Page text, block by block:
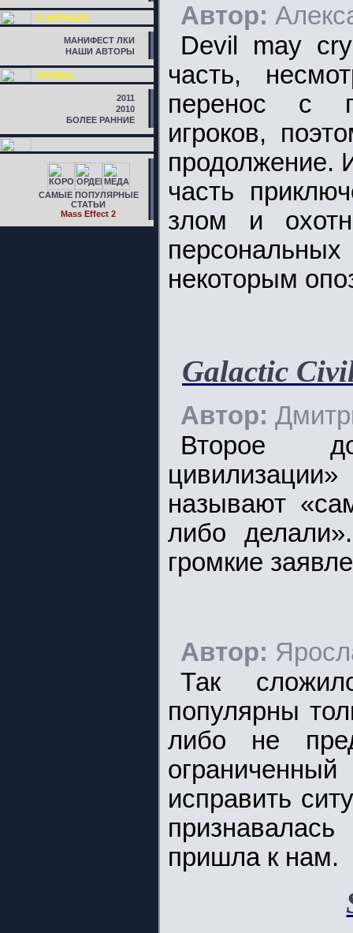
О ЖУРНАЛЕ
МАНИФЕСТ ЛКИ
НАШИ АВТОРЫ
АРХИВЫ
2011
2010
БОЛЕЕ РАННИЕ
САМЫЕ ПОПУЛЯРНЫЕ
СТАТЬИ
Mass Effect 2
Автор:
Devil may
часть,
перенос с
игроков,
продолжение.
часть
злом и
некоторым
Galactic
Автор:
Второе
называют
либо
громкие
Автор:
Так
популярны
либо не
исправить
пришла к нам.